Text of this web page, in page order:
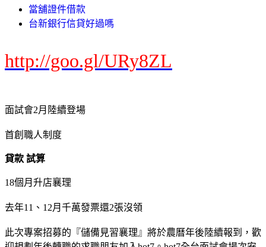
當舖證件借款
台新銀行信貸好過嗎
http://goo.gl/URy8ZL
面試會2月陸續登場
首創職人制度
貸款 試算
18個月升店襄理
去年11、12月千萬發票還2張沒領
此次專案招募的『儲備見習襄理』將於農曆年後陸續報到，歡